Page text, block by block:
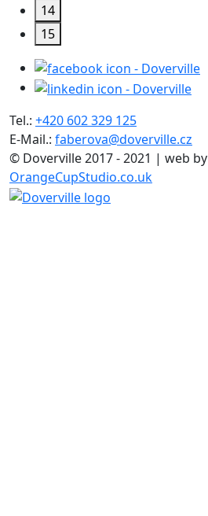
14
15
Tel.: +420 602 329 125
E-Mail.: faberova@doverville.cz
© Doverville 2017 - 2021 | web by
OrangeCupStudio.co.uk